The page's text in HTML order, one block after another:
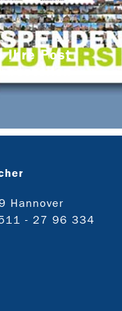
Ihre Post
bestellen
Hannover
- 27 96 334